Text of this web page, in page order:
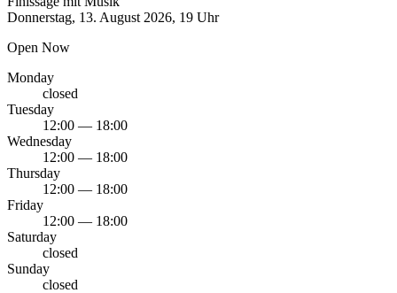
Donnerstag, 13. August 2026, 19 Uhr
Open Now
Monday
closed
Tuesday
12:00 — 18:00
Wednesday
12:00 — 18:00
Thursday
12:00 — 18:00
Friday
12:00 — 18:00
Saturday
closed
Sunday
closed